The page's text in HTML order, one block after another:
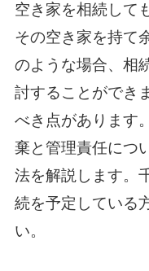
空き家を相続して
その空き家を持て
のような場合、相
討することができ
べき点があります
棄と管理責任につ
法を解説します。
続を予定している
い。